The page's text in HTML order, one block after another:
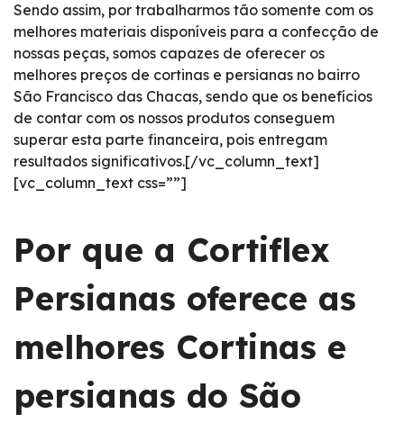
Sendo assim, por trabalharmos tão somente com os
melhores materiais disponíveis para a confecção de
nossas peças, somos capazes de oferecer os
melhores preços de cortinas e persianas no bairro
São Francisco das Chacas, sendo que os benefícios
de contar com os nossos produtos conseguem
superar esta parte financeira, pois entregam
resultados significativos.[/vc_column_text]
[vc_column_text css=””]
Por que a Cortiflex
Persianas oferece as
melhores Cortinas e
persianas do São